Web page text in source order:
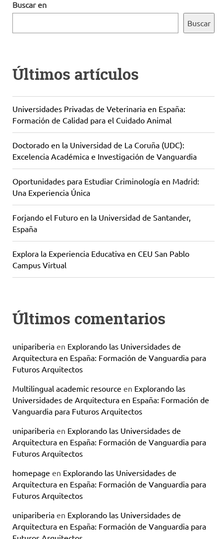
Buscar en
Buscar
Últimos artículos
Universidades Privadas de Veterinaria en España:
Formación de Calidad para el Cuidado Animal
Doctorado en la Universidad de La Coruña (UDC):
Excelencia Académica e Investigación de Vanguardia
Oportunidades para Estudiar Criminología en Madrid:
Una Experiencia Única
Forjando el Futuro en la Universidad de Santander,
España
Explora la Experiencia Educativa en CEU San Pablo
Campus Virtual
Últimos comentarios
unipariberia en Explorando las Universidades de
Arquitectura en España: Formación de Vanguardia para
Futuros Arquitectos
Multilingual academic resource en Explorando las
Universidades de Arquitectura en España: Formación de
Vanguardia para Futuros Arquitectos
unipariberia en Explorando las Universidades de
Arquitectura en España: Formación de Vanguardia para
Futuros Arquitectos
homepage en Explorando las Universidades de
Arquitectura en España: Formación de Vanguardia para
Futuros Arquitectos
unipariberia en Explorando las Universidades de
Arquitectura en España: Formación de Vanguardia para